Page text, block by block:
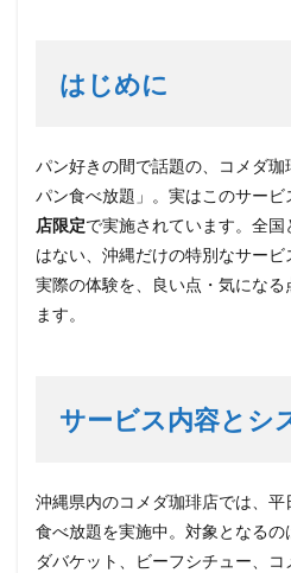
はじめに
パン好きの間で話題の、コメダ
パン食べ放題」。実はこのサービ
店限定で実施されています。全
はない、沖縄だけの特別なサー
実際の体験を、良い点・気にな
ます。
サービス内容とシ
沖縄県内のコメダ珈琲店では、
食べ放題を実施中。対象となる
ダバケット、ビーフシチュー、